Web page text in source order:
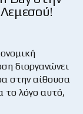
διοργανώνει
στην αίθουσα
το λόγο αυτό,